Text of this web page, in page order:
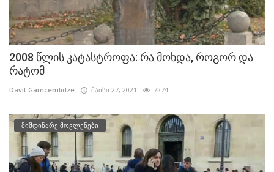
2008 წლის კატასტროფა: რა მოხდა, როგორ და
რატომ
Davit.Gamcemlidze მაისი 27, 2021 7274
მიმდინარე მოვლენები